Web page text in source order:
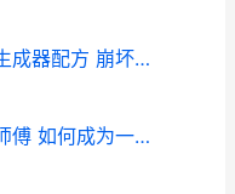
揭晓崩坏星穹铁道反物质力场生成器配方 崩坏星穹铁道演示
如何成为一名精湛的洛奇打铁师傅 如何成为一名精神小妹